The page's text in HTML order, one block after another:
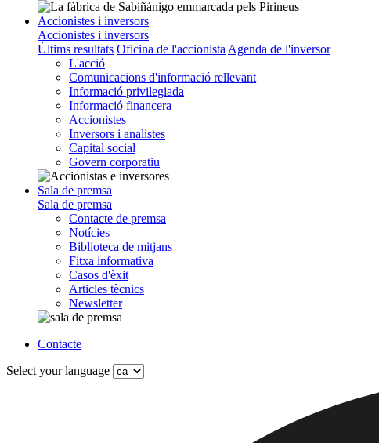
Accionistes i inversors
Accionistes i inversors
Últims resultats Oficina de l'accionista Agenda de l'inversor
L'acció
Comunicacions d'informació rellevant
Informació privilegiada
Informació financera
Accionistes
Inversors i analistes
Capital social
Govern corporatiu
Sala de premsa
Sala de premsa
Contacte de premsa
Notícies
Biblioteca de mitjans
Fitxa informativa
Casos d'èxit
Articles tècnics
Newsletter
Contacte
Select your language